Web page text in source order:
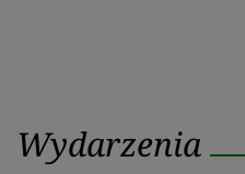
Wydarzenia